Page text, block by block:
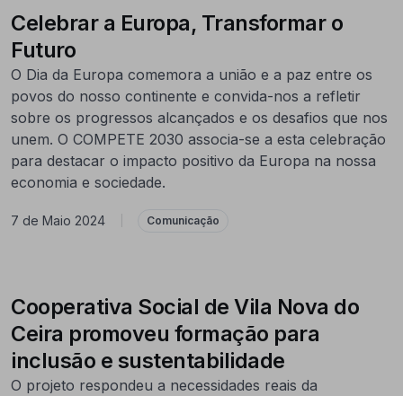
Celebrar a Europa, Transformar o
Futuro
O Dia da Europa comemora a união e a paz entre os
povos do nosso continente e convida-nos a refletir
sobre os progressos alcançados e os desafios que nos
unem. O COMPETE 2030 associa-se a esta celebração
para destacar o impacto positivo da Europa na nossa
economia e sociedade.
7 de Maio 2024 Comunicação
Cooperativa Social de Vila Nova do
Ceira promoveu formação para
inclusão e sustentabilidade
O projeto respondeu a necessidades reais da